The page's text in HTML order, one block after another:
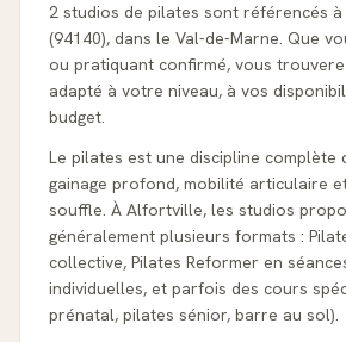
2 studios de pilates sont référencés
(94140), dans le Val-de-Marne. Que
ou pratiquant confirmé, vous
adapté à votre niveau, à vos
budget.
Le pilates est une discipline complète
gainage profond, mobilité articulaire
souffle. À Alfortville, les studios
généralement plusieurs formats :
collective, Pilates Reformer en
individuelles, et parfois des cours
prénatal, pilates sénior, barre au sol).